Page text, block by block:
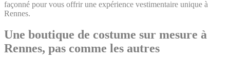
façonné pour vous offrir une expérience vestimentaire unique à
Rennes.
Une boutique de costume sur mesure à
Rennes, pas comme les autres